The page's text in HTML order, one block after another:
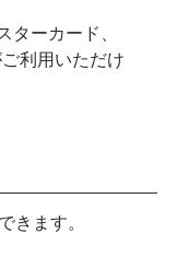
ターカード、
利用いただけ
きます。